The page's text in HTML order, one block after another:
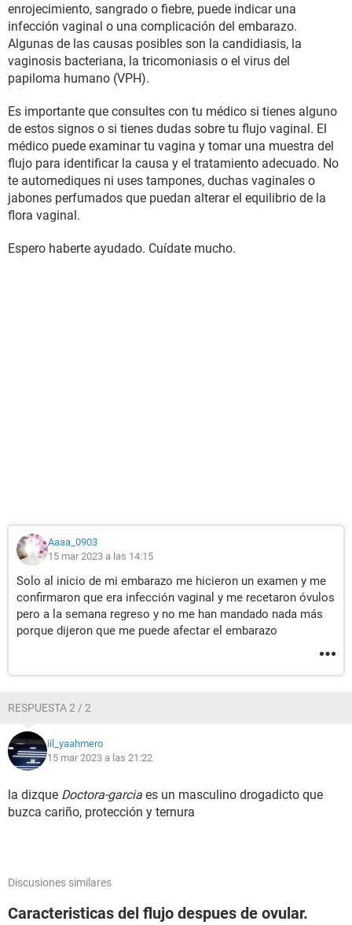
enrojecimiento, sangrado o fiebre, puede indicar una
infección vaginal o una complicación del embarazo.
Algunas de las causas posibles son la candidiasis, la
vaginosis bacteriana, la tricomoniasis o el virus del
papiloma humano (VPH).
Es importante que consultes con tu médico si tienes alguno
de estos signos o si tienes dudas sobre tu flujo vaginal. El
médico puede examinar tu vagina y tomar una muestra del
flujo para identificar la causa y el tratamiento adecuado. No
te automediques ni uses tampones, duchas vaginales o
jabones perfumados que puedan alterar el equilibrio de la
flora vaginal.
Espero haberte ayudado. Cuídate mucho.
Aaaa_0903
15 mar 2023 a las 14:15
Solo al inicio de mi embarazo me hicieron un examen y me
confirmaron que era infección vaginal y me recetaron óvulos
pero a la semana regreso y no me han mandado nada más
porque dijeron que me puede afectar el embarazo
RESPUESTA 2 / 2
iil_yaahmero
15 mar 2023 a las 21:22
la dizque Doctora-garcia es un masculino drogadicto que
buzca cariño, protección y ternura
Discusiones similares
Caracteristicas del flujo despues de ovular.